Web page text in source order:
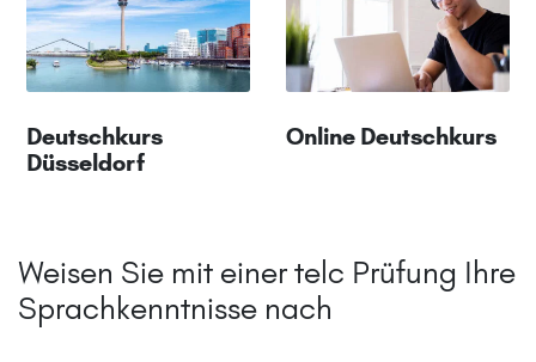
Deutschkurs
Düsseldorf
Online Deutschkurs
Weisen Sie mit einer telc Prüfung Ihre
Sprachkenntnisse nach